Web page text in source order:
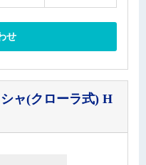
せ
ャ(クローラ式) H